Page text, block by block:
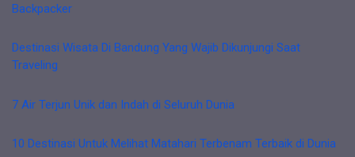
Backpacker
Destinasi Wisata Di Bandung Yang Wajib Dikunjungi Saat
Traveling
7 Air Terjun Unik dan Indah di Seluruh Dunia
10 Destinasi Untuk Melihat Matahari Terbenam Terbaik di Dunia